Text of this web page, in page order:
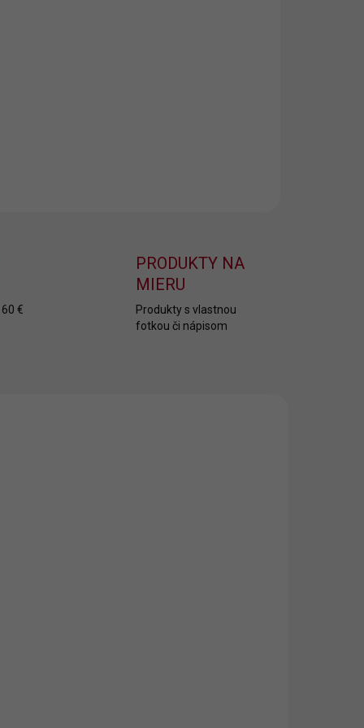
€
PRODUKTY NA
MIERU
Produkty s vlastnou
fotkou či nápisom